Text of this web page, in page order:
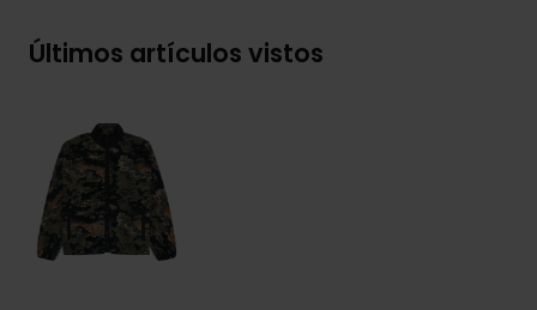
Últimos artículos vistos